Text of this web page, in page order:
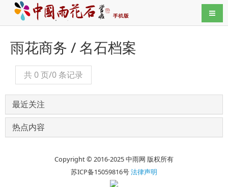
导航
雨花商务 / 名石档案
共 0 页/0 条记录
最近关注
热点内容
Copyright © 2016-2025 中雨网 版权所有
苏ICP备15059816号法律声明